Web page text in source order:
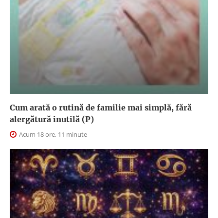
Cum arată o rutină de familie mai simplă, fără
alergătură inutilă (P)
Acum 18 ore, 11 minute